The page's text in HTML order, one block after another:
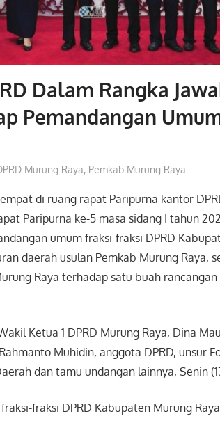
Dalam Rangka
Pemandangan
Murung Raya, Pemkab Murung Raya
di ruang rapat Paripurna kantor
Paripurna ke-5 masa sidang I tahun
umum fraksi-fraksi DPRD
daerah usulan Pemkab Murung Raya,
Raya terhadap satu buah
Ketua 1 DPRD Murung Raya, Dina
Muhidin, anggota DPRD, unsur
dan tamu undangan lainnya, Senin
fraksi DPRD Kabupaten Murung